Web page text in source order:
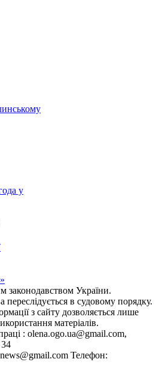
у
законодавством України.
в судовому порядку.
з сайту дозволяється лише
матеріалів.
: olena.ogo.ua@gmail.com,
Телефон: